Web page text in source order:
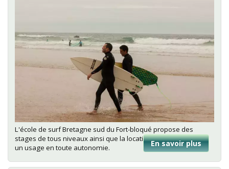
L'école de surf Bretagne sud du Fort-bloqué propose des
stages de tous niveaux ainsi que la location de matériel pour
un usage en toute autonomie.
En savoir plussur
Ecole
de